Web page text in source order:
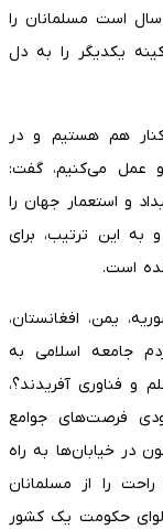
رژیمی که به عنوان بزرگ‌ترین خطر منطقه، ۷۰ سال است مسلمانان را
یکدیگر را به دل
کنار هم هستیم و در
و عمل می‌کنیم، گفت:
و استعمار جهان را
به این ترتیب، برای
است.
یمن، افغانستان،
جامعه اسلامی به
و فناوری آفریدند؟،
فرصت‌های جوامع
در خیابان‌ها به راه
را از مسلمانان
حکومت یک کشور